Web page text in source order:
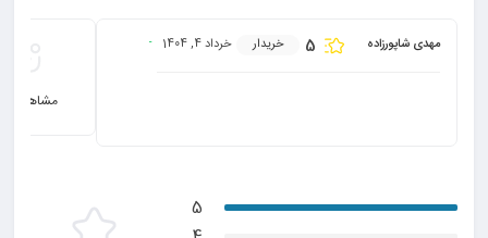
مهدی شاپورزاده 5 خریدار خرداد 4, 1404
مشاهده
5